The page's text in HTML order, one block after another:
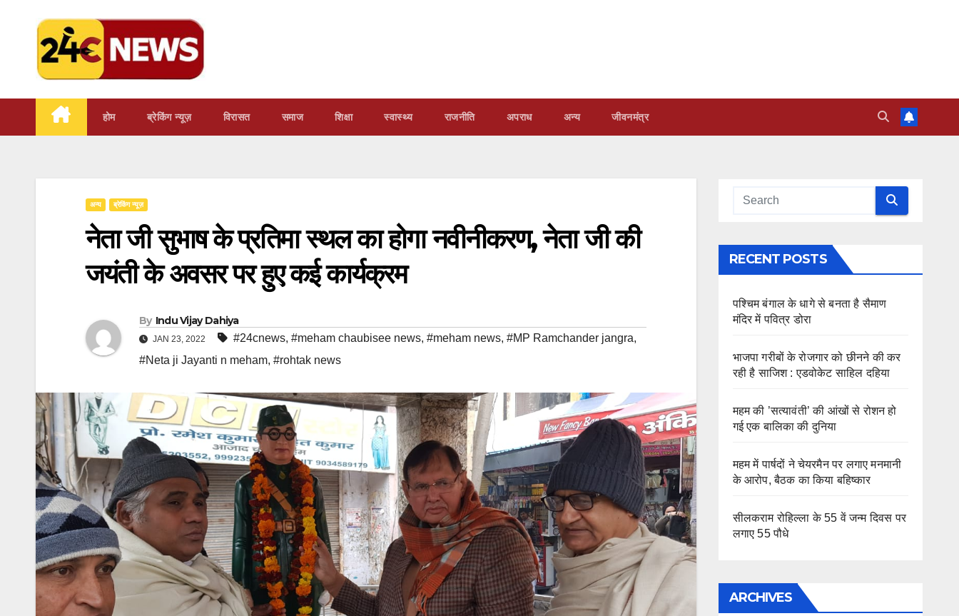
होम ब्रेकिंग न्यूज़ ‍‍विरासत समाज शिक्षा स्वास्थ्य राजनीति अपराध अन्य जीवनमंत्र
अन्य ब्रेकिंग न्यूज़
नेता जी सुभाष के प्रतिमा स्थल का होगा नवीनीकरण, नेता जी की
जयंती के अवसर पर हुए कई कार्यक्रम
By Indu Vijay Dahiya
JAN 23, 2022 #24cnews, #meham chaubisee news, #meham news, #MP Ramchander jangra,
#Neta ji Jayanti n meham, #rohtak news
RECENT POSTS
पश्चिम बंगाल के धागे से बनता है सैमाण
मंदिर में पवित्र डोरा
भाजपा गरीबों के रोजगार को छीनने की कर
रही है साजिश : एडवोकेट साहिल दहिया
महम की ’सत्यावंती’ की आंखों से रोशन हो
गई एक बालिका की दुनिया
महम में पार्षदों ने चेयरमैन पर लगाए मनमानी
के आरोप, बैठक का किया बहिष्कार
सीलकराम रोहिल्ला के 55 वें जन्म दिवस पर
लगाए 55 पौधे
ARCHIVES